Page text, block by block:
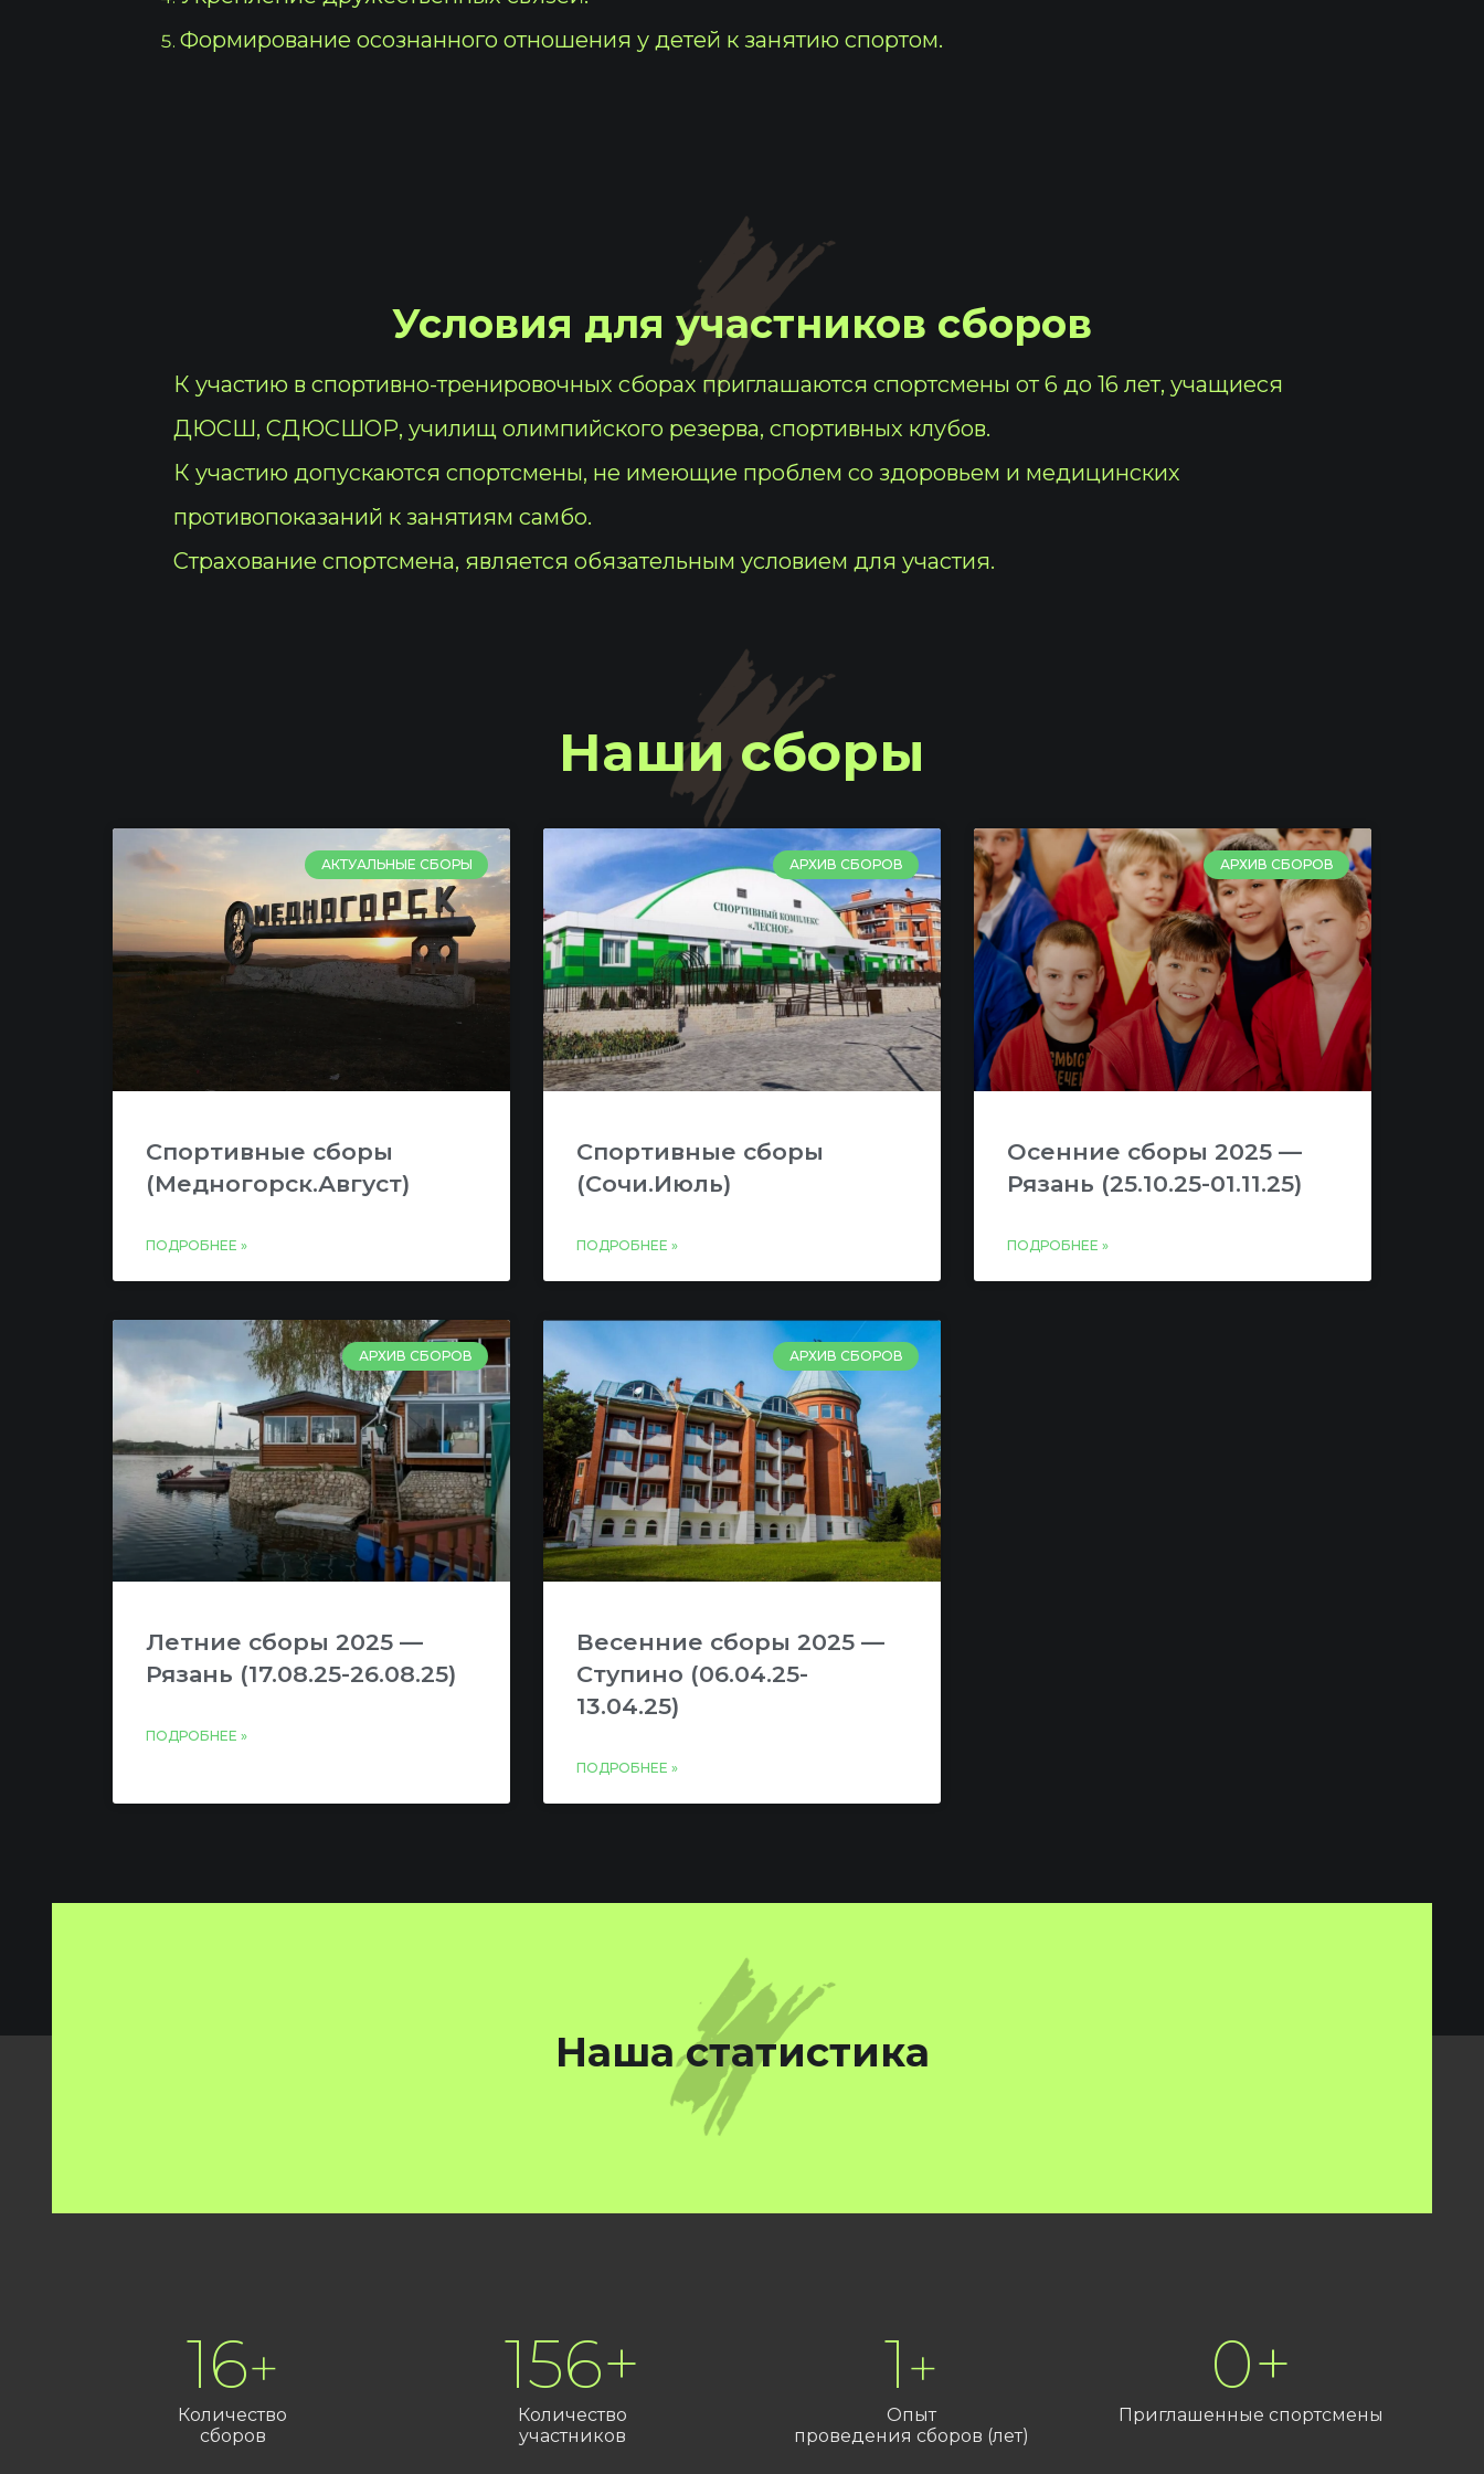
Формирование осознанного отношения у детей к занятию спортом.
Условия для участников сборов
К участию в спортивно-тренировочных сборах приглашаются спортсмены от 6 до 16 лет, учащиеся
ДЮСШ, СДЮСШОР, училищ олимпийского резерва, спортивных клубов.
К участию допускаются спортсмены, не имеющие проблем со здоровьем и медицинских
противопоказаний к занятиям самбо.
Страхование спортсмена, является обязательным условием для участия.
Наши сборы
АКТУАЛЬНЫЕ СБОРЫ
Спортивные сборы
(Медногорск.Август)
ПОДРОБНЕЕ »
АРХИВ СБОРОВ
Спортивные сборы
(Сочи.Июль)
ПОДРОБНЕЕ »
АРХИВ СБОРОВ
Осенние сборы 2025 —
Рязань (25.10.25-01.11.25)
ПОДРОБНЕЕ »
АРХИВ СБОРОВ
Летние сборы 2025 —
Рязань (17.08.25-26.08.25)
ПОДРОБНЕЕ »
АРХИВ СБОРОВ
Весенние сборы 2025 —
Ступино (06.04.25-
13.04.25)
ПОДРОБНЕЕ »
Наша статистика
25+
Количество
сборов
598+
Количество
участников
4+
Опыт
проведения сборов (лет)
4+
Приглашенные спортсмены